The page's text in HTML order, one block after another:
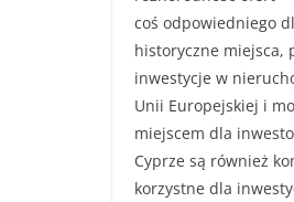
coś odpowiedniego
historyczne miejsca,
inwestycje w
Unii Europejskiej i
miejscem dla
Cyprze są również
korzystne dla